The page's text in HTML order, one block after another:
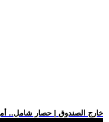
.. خارج الصندوق | حصار شامل..